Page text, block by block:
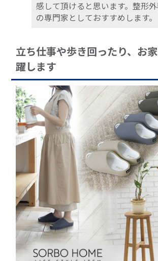
感して頂けると思います。整形
の専門家としておすすめします。
立ち仕事や歩き回ったり、お
躍します